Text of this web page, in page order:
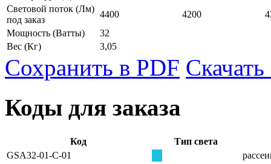
Световой поток (Лм)
под заказ
4400 4200
Мощность (Ватты)
32
Вес (Кг) 3,05
Сохранить в PDF
Коды для заказа
Код
Тип света
GSA32-01-C-01